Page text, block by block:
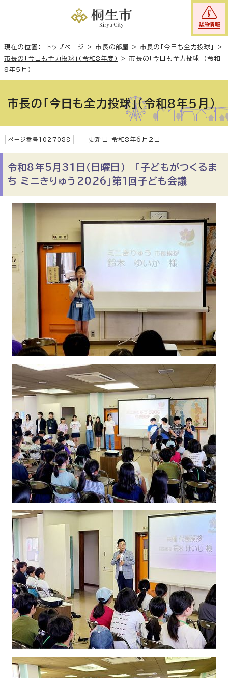
緊急情報
現在の位置： トップページ >市長の部屋 >市長の「今日も全力投球」
>
市長の「今日も全力投球」（令和8年度）
>市長の「今日も全力投球」（令和
8年5月）
市長の「今日も全力投球」（令和8年5月）
ページ番号1027088 更新日 令和8年6月2日
令和8年5月31日（日曜日） 「子どもがつくるま
ち ミニきりゅう2026」第1回子ども会議